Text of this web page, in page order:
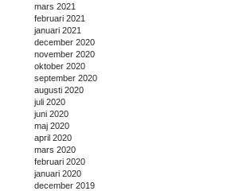
mars 2021
februari 2021
januari 2021
december 2020
november 2020
oktober 2020
september 2020
augusti 2020
juli 2020
juni 2020
maj 2020
april 2020
mars 2020
februari 2020
januari 2020
december 2019